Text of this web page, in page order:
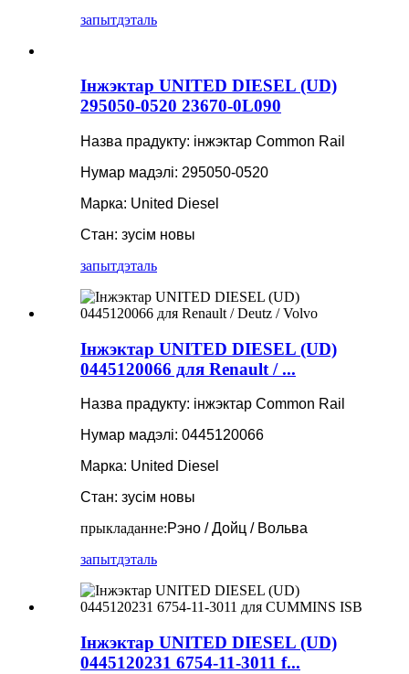
запытдэталь
Інжэктар UNITED DIESEL (UD)
295050-0520 23670-0L090
Назва прадукту: інжэктар Common Rail
Нумар мадэлі: 295050-0520
Марка: United Diesel
Стан: зусім новы
запытдэталь
Інжэктар UNITED DIESEL (UD)
0445120066 для Renault / ...
Назва прадукту: інжэктар Common Rail
Нумар мадэлі: 0445120066
Марка: United Diesel
Стан: зусім новы
прыкладанне:Рэно / Дойц / Вольва
запытдэталь
Інжэктар UNITED DIESEL (UD)
0445120231 6754-11-3011 f...